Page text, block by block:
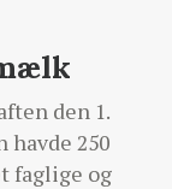
den 1.
havde 250
faglige og